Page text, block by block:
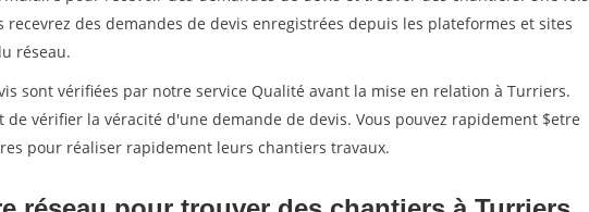
recevrez des demandes de devis enregistrées depuis les plateformes et sites
réseau.
sont vérifiées par notre service Qualité avant la mise en relation à Turriers.
de vérifier la véracité d'une demande de devis. Vous pouvez rapidement $etre
pour réaliser rapidement leurs chantiers travaux.